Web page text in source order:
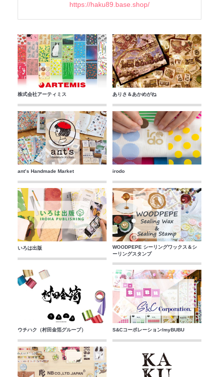
https://haku89.base.shop/
株式会社アーティミス ありさ＆あかめがね
ant’s Handmade Market irodo
いろは出版
WOODPEPE シーリングワックス＆シ
ーリングスタンプ
ウチハク（村田金箔グループ） S&Cコーポレーション/myBUBU